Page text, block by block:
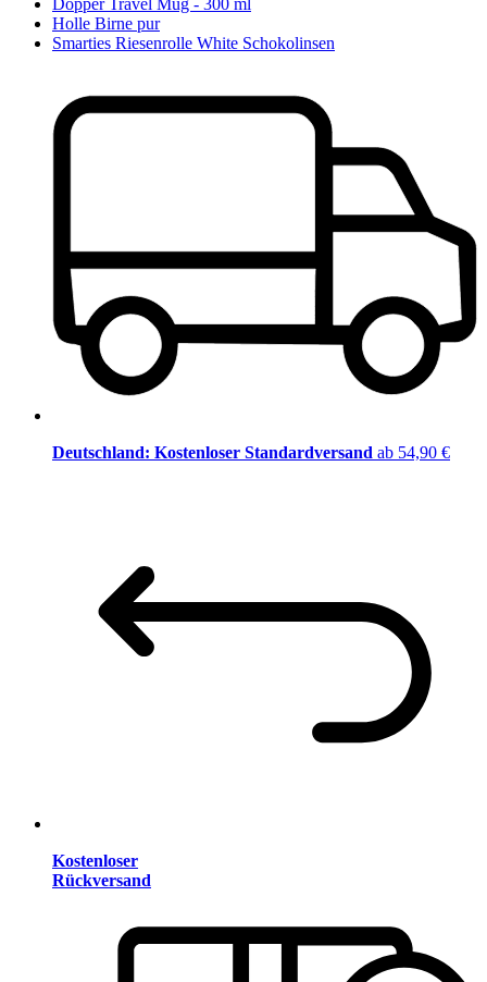
Dopper Travel Mug - 300 ml
Holle Birne pur
Smarties Riesenrolle White Schokolinsen
Deutschland: Kostenloser Standardversand ab 54,90 €
Kostenloser
Rückversand